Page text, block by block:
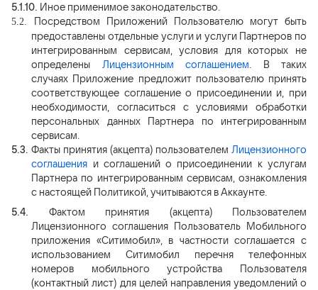
5.1.10. Иное применимое законодательство.
5.2.
Посредством Приложений Пользователю могут быть
предоставлены отдельные услуги и услуги Партнеров по
интегрированным сервисам, условия для которых не
определены Лицензионным соглашением. В таких
случаях Приложение предложит пользователю принять
соответствующее соглашение о присоединении и, при
необходимости, согласиться с условиями обработки
персональных данных Партнера по интегрированным
сервисам.
5.3. Факты принятия (акцепта) пользователем Лицензионного
соглашения и соглашений о присоединении к услугам
Партнера по интегрированным сервисам, ознакомления
с настоящей Политикой, учитываются в Аккаунте.
5.4.
Фактом принятия (акцепта) Пользователем
Лицензионного соглашения Пользователь Мобильного
приложения «Ситимобил», в частности соглашается с
использованием Ситимобил перечня телефонных
номеров мобильного устройства Пользователя
(контактный лист) для целей направления уведомлений о